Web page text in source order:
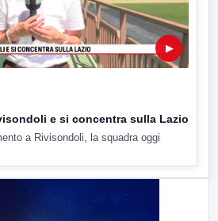
▶
e si concentra sulla Lazio
a Rivisondoli, la squadra oggi